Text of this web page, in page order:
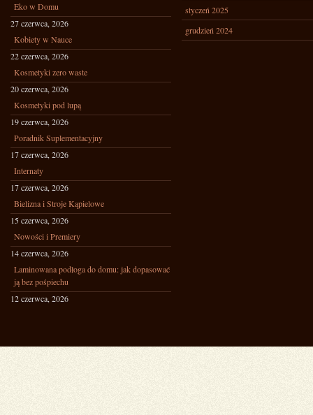
Eko w Domu
27 czerwca, 2026
Kobiety w Nauce
22 czerwca, 2026
Kosmetyki zero waste
20 czerwca, 2026
Kosmetyki pod lupą
19 czerwca, 2026
Poradnik Suplementacyjny
17 czerwca, 2026
Internaty
17 czerwca, 2026
Bielizna i Stroje Kąpielowe
15 czerwca, 2026
Nowości i Premiery
14 czerwca, 2026
Laminowana podłoga do domu: jak dopasować
ją bez pośpiechu
12 czerwca, 2026
styczeń 2025
grudzień 2024